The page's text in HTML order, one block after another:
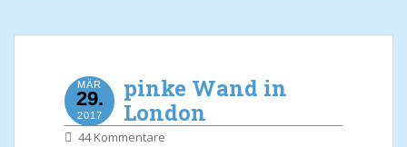
MÄR
29.
2017
pinke Wand in
London
44 Kommentare